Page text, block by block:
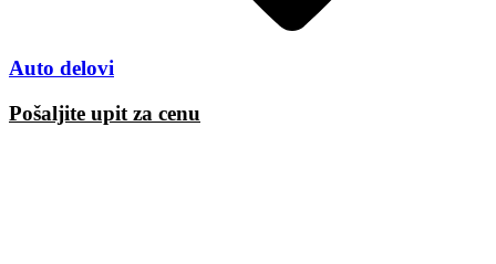
Auto delovi
Pošaljite upit za cenu